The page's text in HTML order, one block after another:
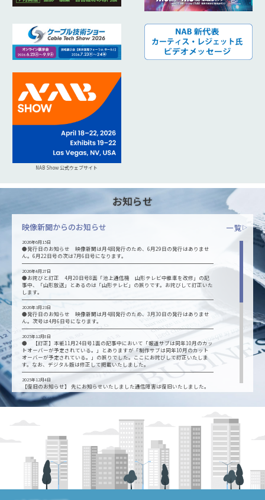
NAB Show 公式ウェブサイト
お知らせ
映像新聞からのお知らせ 一覧▷
2026年6月15日
●発行日のお知らせ 映像新聞は月4回発行のため、6月29日の発行はありませ
ん。6月22日号の次は7月6日号になります。
2026年4月27日
●お詫びと訂正 4月20日号8面「池上通信機 山形テレビ中継車を改修」の記
事中、「山形放送」とあるのは「山形テレビ」の誤りです。お詫びして訂正いた
します。
2026年3月23日
●発行日のお知らせ 映像新聞は月4回発行のため、3月30日の発行はありませ
ん。次号は4月6日号になります。
2025年12月8日
● 【訂正】本紙11月24日号1面の記事中において「報道サブは同年10月のカッ
トオーバーが予定されている。」とありますが「制作サブは同年10月のカット
オーバーが予定されている。」の誤りでした。ここにお詫びして訂正いたしま
す。なお、デジタル版は修正して掲載いたしました。
2025年12月4日
【復旧のお知らせ】 先にお知らせいたしました通信障害は復旧いたしました。
12月2日（火）夕刻から12月4日（木）11:50の間にFAXを送信された方は、誠に
恐れ入りますが、再送をお願いいたします。 ご迷惑をおかけし、申し訳ござい
ませんでした。
【お知らせ】現在、通信障害により、当社の電話・ファクス が使用できない状
態です。ご用件は、ホームページお問い合わせから、お願いいたします。 復旧は
5日(金)予定しております。ご不便をおかけして、誠に申し訳ございません。
2025年10月20日
【定期ご購読者用】大阪・関西万博レポートの関連紙面を特集しました。定期ご
購読者はログインしてご覧になれます（ページ数12頁）
2025年9月15日